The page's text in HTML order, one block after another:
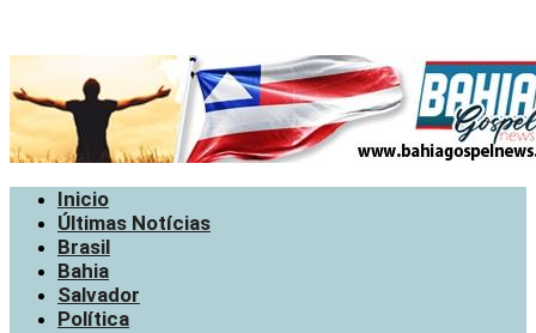
Inicio
Últimas Notícias
Brasil
Bahia
Salvador
Política